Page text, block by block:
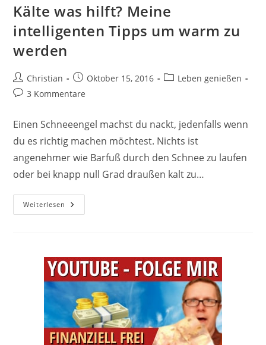
Kälte was hilft? Meine
intelligenten Tipps um warm zu
werden
Beitrags-
Autor:
Christian
Beitrag
veröffentlicht:
Oktober 15, 2016
Beitrags-
Leben genießen
Beitrags-
3 Kommentare
Einen Schneeengel machst du nackt, jedenfalls wenn
du es richtig machen möchtest. Nichts ist
angenehmer wie Barfuß durch den Schnee zu laufen
oder bei knapp null Grad draußen kalt zu…
Weiterlesen Kälte
Was
Warm
Zu
Werden